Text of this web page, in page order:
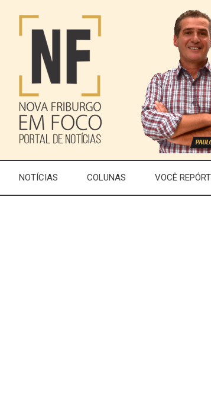
NOTÍCIAS COLUNAS VOCÊ